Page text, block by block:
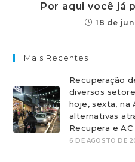
Por aqui você já
18 de
Mais Recentes
Recuperação
diversos
hoje, sexta, na
alternativas
Recupera e
6 DE AGOSTO DE